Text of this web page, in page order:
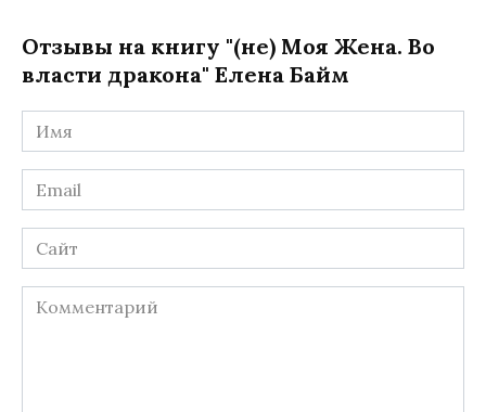
Отзывы на книгу "(не) Моя Жена. Во
власти дракона" Елена Байм
Имя
*
Email
*
Сайт
Комментарий